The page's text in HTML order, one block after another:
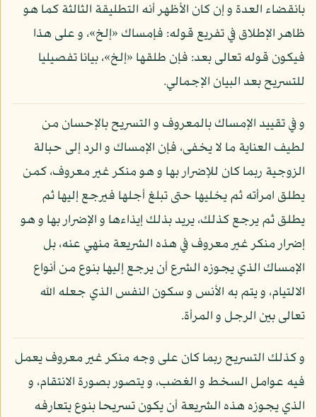
بانقضاء العدة و إن كان الأظهر أنه التطليقة الثالثة كما هو
ظاهر الإطلاق في تفريع قوله: فإمساك «إلخ»، و على هذا
فيكون قوله تعالى بعد: فإن طلقها «إلخ»، بيانا تفصيليا
للتسريح بعد البيان الإجمالي.
و في تقييد الإمساك بالمعروف و التسريح بالإحسان من
لطيف العناية ما لا يخفى، فإن الإمساك و الرد إلى حبالة
الزوجية ربما كان للإضرار بها و هو منكر غير معروف، كمن
يطلق امرأته ثم يخليها حتى تبلغ أجلها فيرجع إليها ثم
يطلق ثم يرجع كذلك، يريد بذلك إيذاءها و الإضرار بها و هو
إضرار منكر غير معروف في هذه الشريعة منهي عنه، بل
الإمساك الذي يجوزه الشرع أن يرجع إليها بنوع من أنواع
الالتيام، و يتم به الأنس و سكون النفس الذي جعله الله
تعالى بين الرجل و المرأة.
و كذلك التسريح ربما كان على وجه منكر غير معروف يعمل
فيه عوامل السخط و الغضب، و يتصور بصورة الانتقام، و
الذي يجوزه هذه الشريعة أن يكون تسريحا بنوع يتعارفه